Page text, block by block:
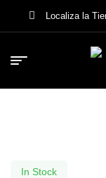
Localiza la
In Stock